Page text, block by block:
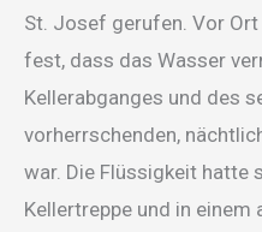
St. Josef gerufen. Vor
fest, dass das Wasser
Kellerabganges und des
vorherrschenden,
war. Die Flüssigkeit hatte
Kellertreppe und in einem